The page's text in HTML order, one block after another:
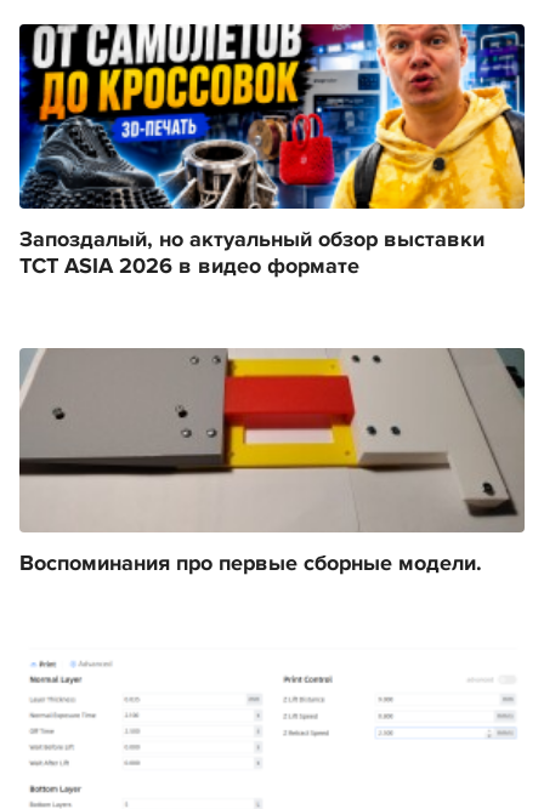
Запоздалый, но актуальный обзор выставки
TCT ASIA 2026 в видео формате
Воспоминания про первые сборные модели.